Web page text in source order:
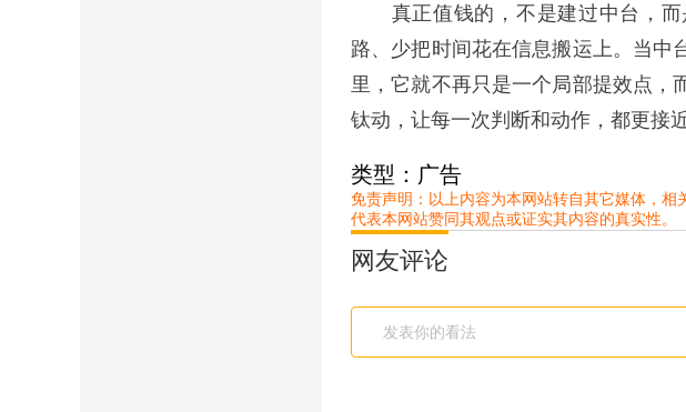
真正值钱的，不是建过中台，而
路、少把时间花在信息搬运上。当中
里，它就不再只是一个局部提效点，
钛动，让每一次判断和动作，都更接近
类型：广告
免责声明：以上内容为本网站转自其它媒体，
代表本网站赞同其观点或证实其内容的真实性。
网友评论